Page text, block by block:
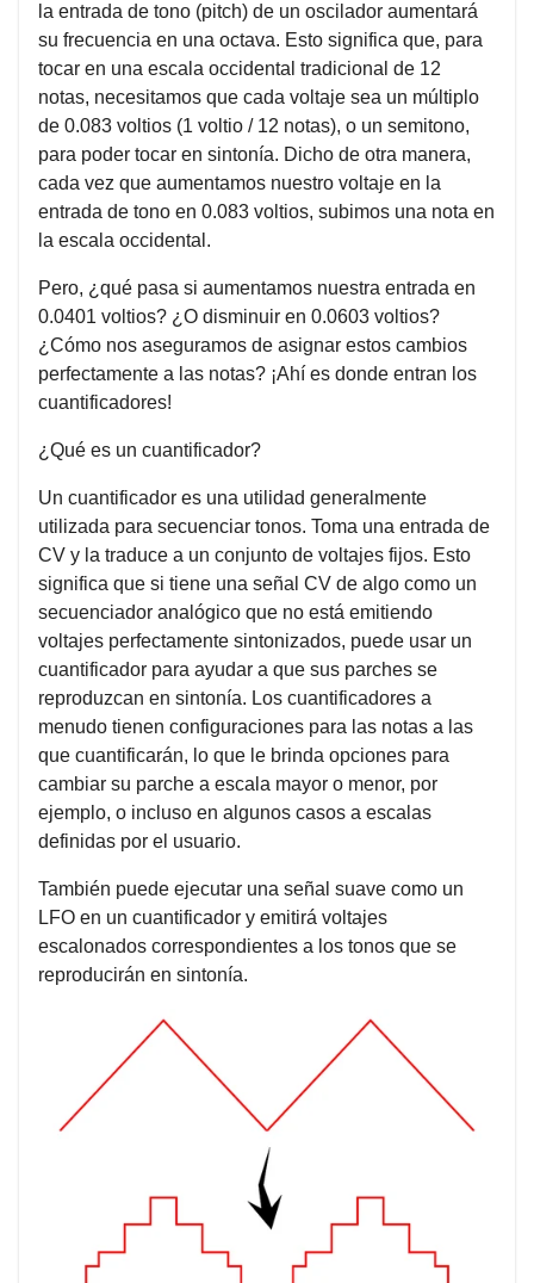
la entrada de tono (pitch) de un oscilador aumentará
su frecuencia en una octava. Esto significa que, para
tocar en una escala occidental tradicional de 12
notas, necesitamos que cada voltaje sea un múltiplo
de 0.083 voltios (1 voltio / 12 notas), o un semitono,
para poder tocar en sintonía. Dicho de otra manera,
cada vez que aumentamos nuestro voltaje en la
entrada de tono en 0.083 voltios, subimos una nota en
la escala occidental.
Pero, ¿qué pasa si aumentamos nuestra entrada en
0.0401 voltios? ¿O disminuir en 0.0603 voltios?
¿Cómo nos aseguramos de asignar estos cambios
perfectamente a las notas? ¡Ahí es donde entran los
cuantificadores!
¿Qué es un cuantificador?
Un cuantificador es una utilidad generalmente
utilizada para secuenciar tonos. Toma una entrada de
CV y la traduce a un conjunto de voltajes fijos. Esto
significa que si tiene una señal CV de algo como un
secuenciador analógico que no está emitiendo
voltajes perfectamente sintonizados, puede usar un
cuantificador para ayudar a que sus parches se
reproduzcan en sintonía. Los cuantificadores a
menudo tienen configuraciones para las notas a las
que cuantificarán, lo que le brinda opciones para
cambiar su parche a escala mayor o menor, por
ejemplo, o incluso en algunos casos a escalas
definidas por el usuario.
También puede ejecutar una señal suave como un
LFO en un cuantificador y emitirá voltajes
escalonados correspondientes a los tonos que se
reproducirán en sintonía.